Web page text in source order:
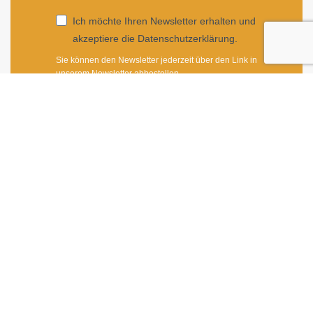
Ich möchte Ihren Newsletter erhalten und
akzeptiere die Datenschutzerklärung.
Sie können den Newsletter jederzeit über den Link in
unserem Newsletter abbestellen.